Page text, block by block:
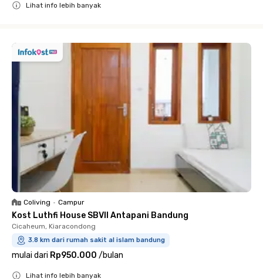
Lihat info lebih banyak
Coliving • Campur
Kost Luthfi House SBVII Antapani Bandung
Cicaheum, Kiaracondong
3.8 km dari rumah sakit al islam bandung
mulai dari Rp950.000 /bulan
Lihat info lebih banyak